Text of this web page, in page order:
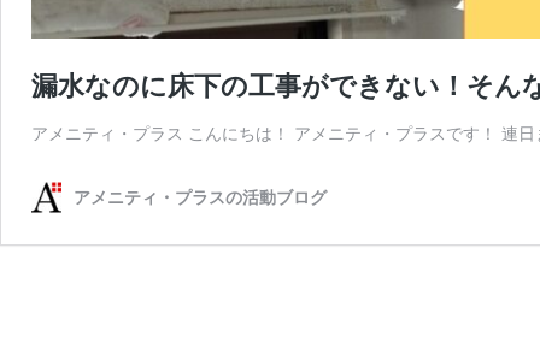
漏水なのに床下の工事ができない！そん
アメニティ・プラス こんにちは！ アメニティ・プラスです！ 連
アメニティ・プラスの活動ブログ